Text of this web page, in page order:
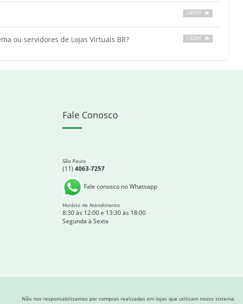
14939
ou servidores de Lojas Virtuais BR? 13284
Fale Conosco
São Paulo
(11) 4063-7257
Fale conosco no Whatsapp
Horário de Atendimento
8:30 às 12:00 e 13:30 às 18:00
Segunda à Sexta
Não nos responsabilizamos por compras realizadas em lojas que utilizam nosso sistema.